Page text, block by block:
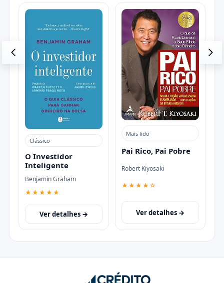
Clássico
O Investidor
Inteligente
Benjamin Graham
★★★★★
Ver detalhes →
Mais lido
Pai Rico, Pai Pobre
Robert Kiyosaki
★★★★☆
Ver detalhes →